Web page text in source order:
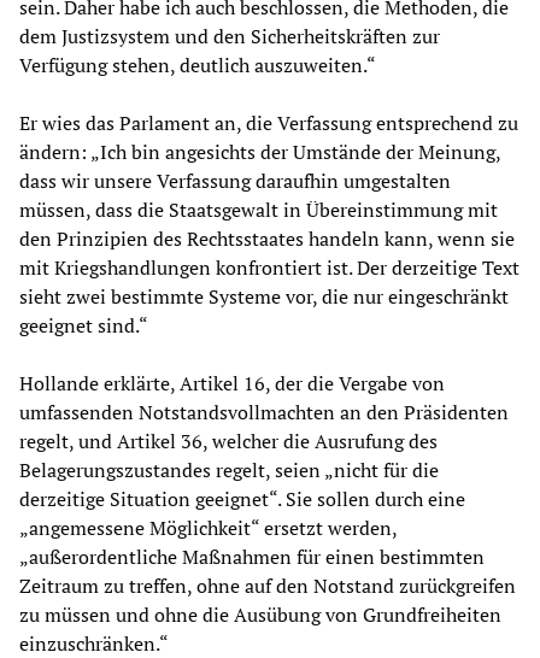
sein. Daher habe ich auch beschlossen, die Methoden, die
dem Justizsystem und den Sicherheitskräften zur
Verfügung stehen, deutlich auszuweiten.“
Er wies das Parlament an, die Verfassung entsprechend zu
ändern: „Ich bin angesichts der Umstände der Meinung,
dass wir unsere Verfassung daraufhin umgestalten
müssen, dass die Staatsgewalt in Übereinstimmung mit
den Prinzipien des Rechtsstaates handeln kann, wenn sie
mit Kriegshandlungen konfrontiert ist. Der derzeitige Text
sieht zwei bestimmte Systeme vor, die nur eingeschränkt
geeignet sind.“
Hollande erklärte, Artikel 16, der die Vergabe von
umfassenden Notstandsvollmachten an den Präsidenten
regelt, und Artikel 36, welcher die Ausrufung des
Belagerungszustandes regelt, seien „nicht für die
derzeitige Situation geeignet“. Sie sollen durch eine
„angemessene Möglichkeit“ ersetzt werden,
„außerordentliche Maßnahmen für einen bestimmten
Zeitraum zu treffen, ohne auf den Notstand zurückgreifen
zu müssen und ohne die Ausübung von Grundfreiheiten
einzuschränken.“